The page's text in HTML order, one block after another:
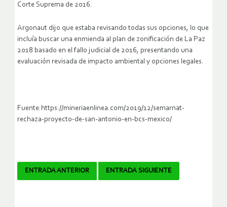
Corte Suprema de 2016.
Argonaut dijo que estaba revisando todas sus opciones, lo que
incluía buscar una enmienda al plan de zonificación de La Paz
2018 basado en el fallo judicial de 2016, presentando una
evaluación revisada de impacto ambiental y opciones legales.
Fuente:https://mineriaenlinea.com/2019/12/semarnat-
rechaza-proyecto-de-san-antonio-en-bcs-mexico/
Navegador
ENTRADA ANTERIOR ENTRADA SIGUIENTE